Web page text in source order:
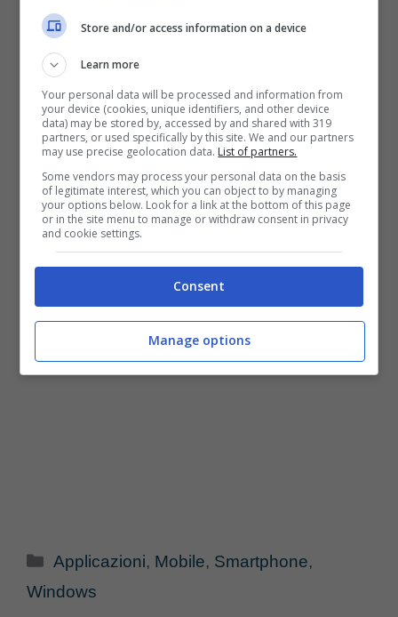
Categorie
Applicazioni, Mobile, Smartphone,
Windows
Store and/or access information on a device
Learn more
Your personal data will be processed and information from
your device (cookies, unique identifiers, and other device
data) may be stored by, accessed by and shared with 319
partners, or used specifically by this site. We and our partners
may use precise geolocation data. List of partners.
Some vendors may process your personal data on the basis
of legitimate interest, which you can object to by managing
your options below. Look for a link at the bottom of this page
or in the site menu to manage or withdraw consent in privacy
and cookie settings.
Consent
Manage options